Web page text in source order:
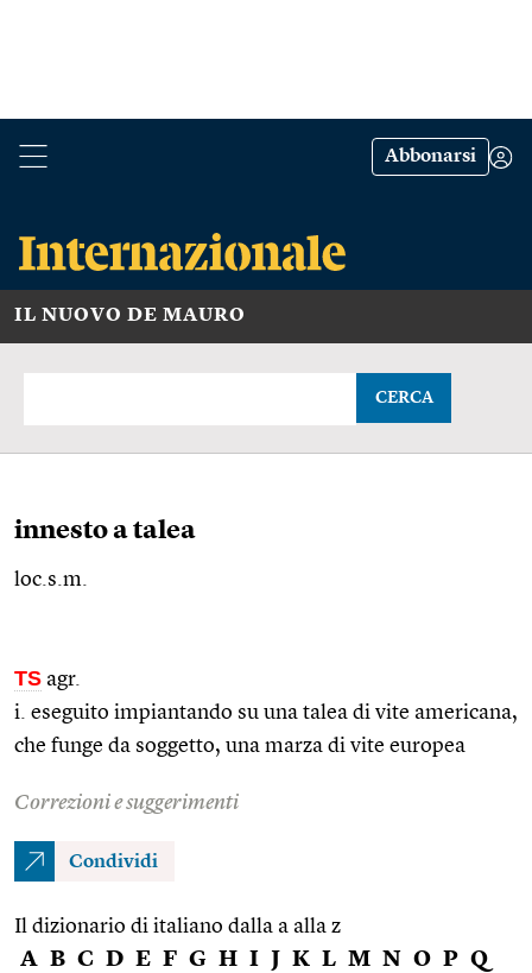
Abbonarsi
IL NUOVO DE MAURO
CERCA
innesto a talea
loc.s.m.
TS agr.
i. eseguito impiantando su una talea di vite americana,
che funge da soggetto, una marza di vite europea
Correzioni e suggerimenti
Condividi
Il dizionario di italiano dalla a alla z
A B C D E F G H I J K L M N O P Q